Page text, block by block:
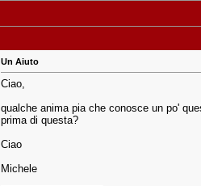
Un Aiuto
Ciao,
qualche anima pia che conosce un po'
prima di questa?
Ciao
Michele